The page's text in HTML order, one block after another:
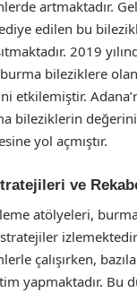
artmaktadır.
edilen bu
2019
bileziklere
etkilemiştir.
bileziklerin değerini
yol açmıştır.
ve
atölyeleri,
çalışırken,
yapmaktadır. Bu